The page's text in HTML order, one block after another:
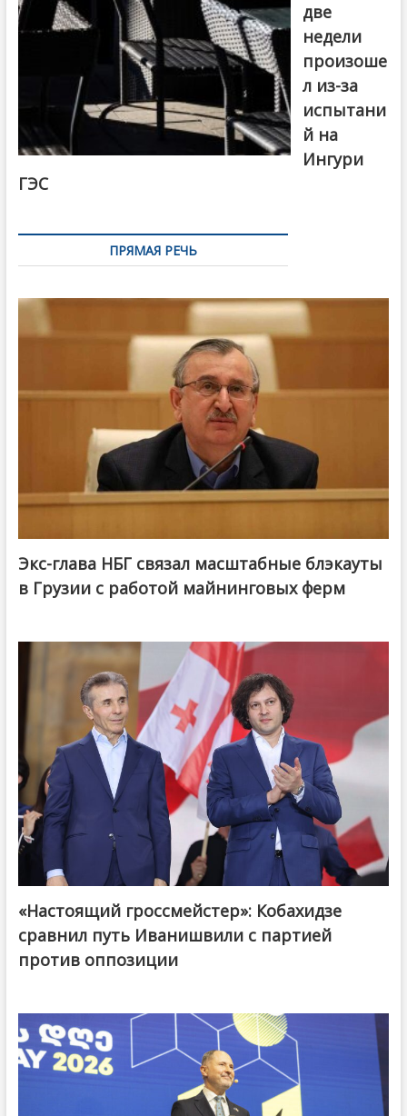
две
недели
произоше
л из-за
испытани
й на
Ингури
ГЭС
ПРЯМАЯ РЕЧЬ
Экс-глава НБГ связал масштабные блэкауты
в Грузии с работой майнинговых ферм
@ქართული ოცნება / Georgian Dream
«Настоящий гроссмейстер»: Кобахидзе
сравнил путь Иванишвили с партией
против оппозиции